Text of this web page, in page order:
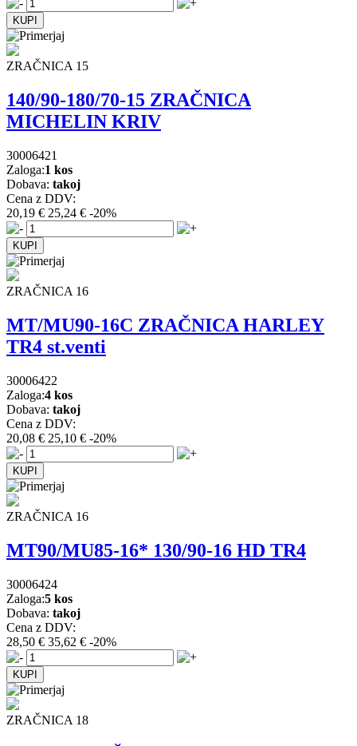
ZRAČNICA 15
140/90-180/70-15 ZRAČNICA
MICHELIN KRIV
30006421
Zaloga:1 kos
Dobava: takoj
Cena z DDV:
20,19 € 25,24 € -20%
ZRAČNICA 16
MT/MU90-16C ZRAČNICA HARLEY
TR4 st.venti
30006422
Zaloga:4 kos
Dobava: takoj
Cena z DDV:
20,08 € 25,10 € -20%
ZRAČNICA 16
MT90/MU85-16* 130/90-16 HD TR4
30006424
Zaloga:5 kos
Dobava: takoj
Cena z DDV:
28,50 € 35,62 € -20%
ZRAČNICA 18